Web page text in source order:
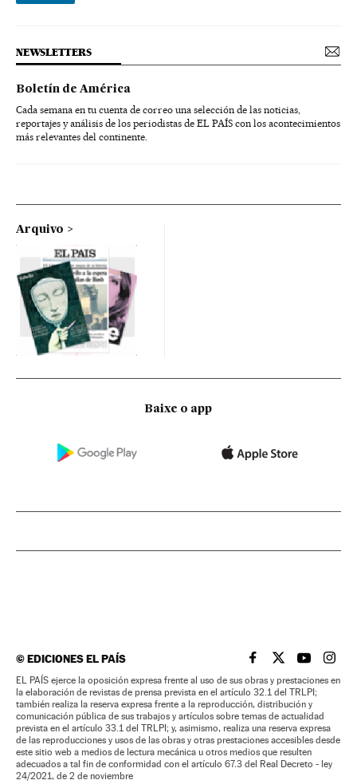
NEWSLETTERS
Boletín de América
Cada semana en tu cuenta de correo una selección de las noticias,
reportajes y análisis de los periodistas de EL PAÍS con los acontecimientos
más relevantes del continente.
Arquivo
Baixe o app
©EDICIONES EL PAÍS EL PAÍS BRASIL EN
EL PAÍSEL PAÍS
EL
EL PAÍS ejerce la oposición expresa frente al uso de sus obras y prestaciones en
la elaboración de revistas de prensa prevista en el artículo 32.1 del TRLPI;
también realiza la reserva expresa frente a la reproducción, distribución y
comunicación pública de sus trabajos y artículos sobre temas de actualidad
prevista en el artículo 33.1 del TRLPI; y, asimismo, realiza una reserva expresa
de las reproducciones y usos de las obras y otras prestaciones accesibles desde
este sitio web a medios de lectura mecánica u otros medios que resulten
adecuados a tal fin de conformidad con el artículo 67.3 del Real Decreto - ley
24/2021, de 2 de noviembre